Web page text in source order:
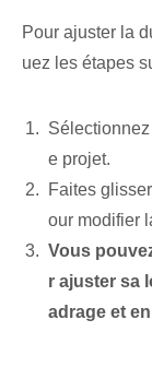
Pour ajuster la
uez les étapes
e projet.
Faites
our modifier
Vous
r ajuster sa
adrage et